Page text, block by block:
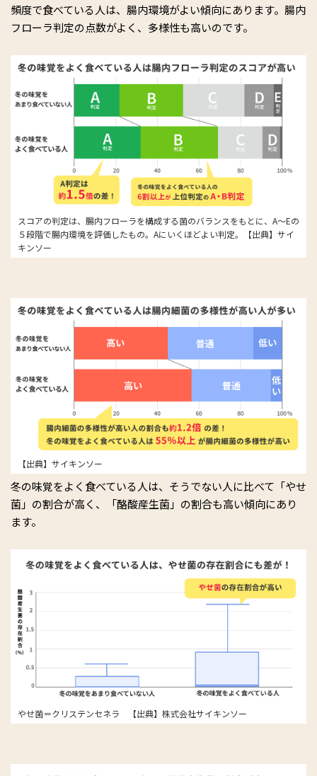
頻度で食べている人は、腸内環境がよい傾向にあります。腸内
フローラ判定の点数がよく、多様性も高いのです。
スコアの判定は、腸内フローラを構成する菌のバランスをもとに、A～Eの
５段階で腸内環境を評価したもの。Aにいくほどよい判定。【出典】サイ
キンソー
【出典】サイキンソー
冬の味覚をよく食べている人は、そうでない人に比べて「やせ
菌」の割合が高く、「酪酸産生菌」の割合も高い傾向にあり
ます。
やせ菌＝クリステンセネラ 【出典】株式会社サイキンソー